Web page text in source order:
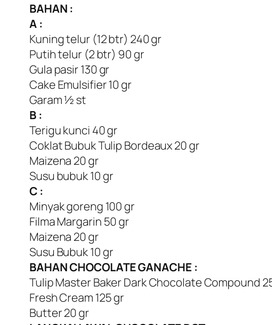
BAHAN :
A :
Kuning telur (12 btr) 240 gr
Putih telur (2 btr) 90 gr
Gula pasir 130 gr
Cake Emulsifier 10 gr
Garam ½ st
B :
Terigu kunci 40 gr
Coklat Bubuk Tulip Bordeaux 20 gr
Maizena 20 gr
Susu bubuk 10 gr
C :
Minyak goreng 100 gr
Filma Margarin 50 gr
Maizena 20 gr
Susu Bubuk 10 gr
BAHAN CHOCOLATE GANACHE :
Tulip Master Baker Dark Chocolate Compound
Fresh Cream 125 gr
Butter 20 gr